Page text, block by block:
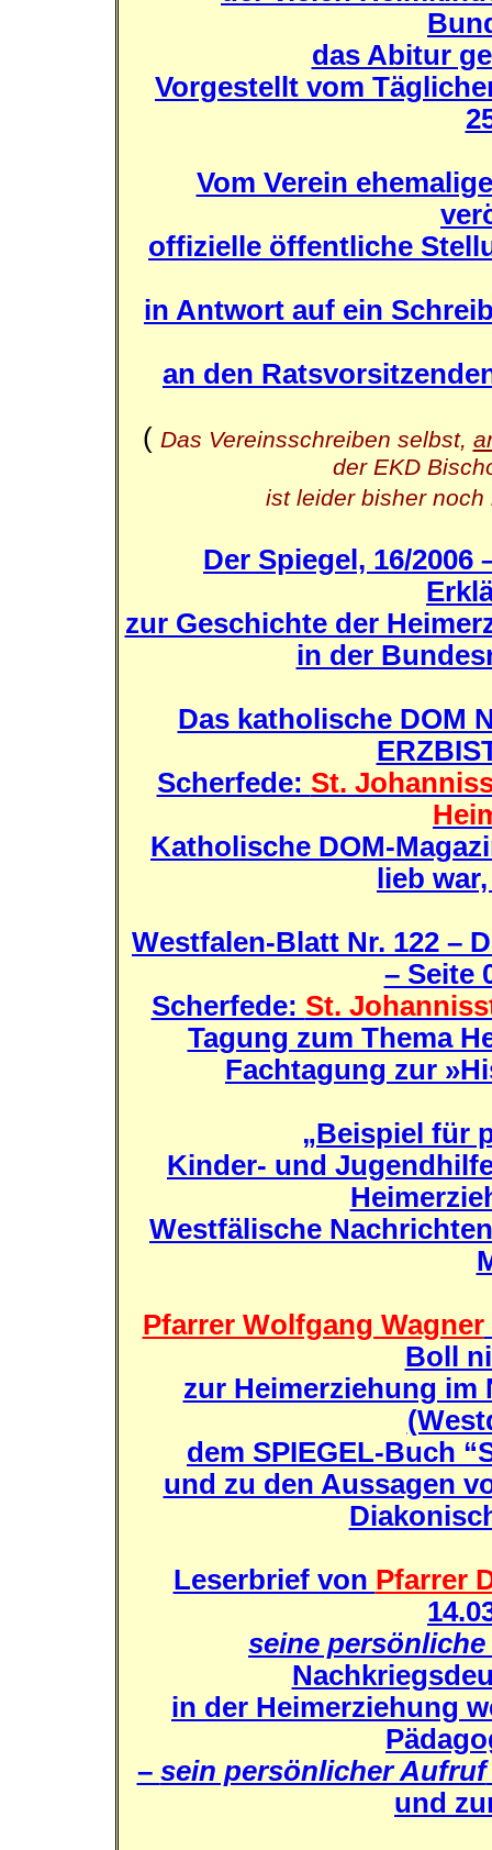
das Abitur
Vorgestellt vom
Vom Verein
offizielle öffentliche
in Antwort auf ein
an den
( Das Vereinsschreiben selbst,
der EKD
ist leider bisher
Der Spiegel, 16/2006
zur Geschichte der
in der
Das katholische DOM
Scherfede: St.
Katholische DOM-
lieb
Westfalen-Blatt Nr. 122 –
– Seite
Scherfede: St.
Tagung zum Thema
Fachtagung zur
„Beispiel für
Kinder- und
Westfälische
Pfarrer Wolfgang Wagner
Boll
zur Heimerziehung im
dem SPIEGEL-Buch
und zu den Aussagen
Leserbrief von Pfarrer
seine
in der Heimerziehung
– sein persönlicher Aufruf
und